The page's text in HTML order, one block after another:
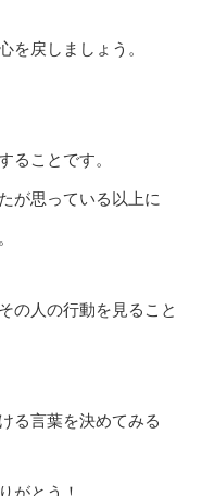
を戻しましょう。
ることです。
が思っている以上に
の人の行動を見ること
る言葉を決めてみる